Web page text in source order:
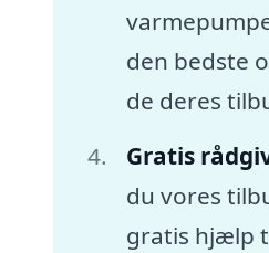
den bedste
de deres
Gratis
du vores
gratis hjælp